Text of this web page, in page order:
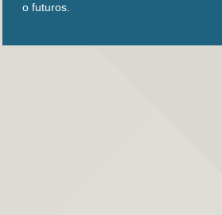
o futuros.